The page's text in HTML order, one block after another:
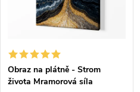
Obraz na plátně - Strom
života Mramorová síla